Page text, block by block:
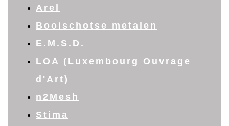
Arel
Booischotse metalen
E.M.S.D.
LOA (Luxembourg Ouvrage
d'Art)
n2Mesh
Stima